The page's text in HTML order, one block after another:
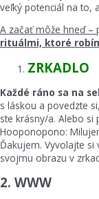
veľký potenciál na to,
A začať môže hneď –
rituálmi, ktoré
ZRKADLO
Každé ráno sa na
s láskou a povedzte
ste krásny/a. Alebo
Hooponopono:
Ďakujem. Vyvolajte
svojmu obrazu v
2. WWW